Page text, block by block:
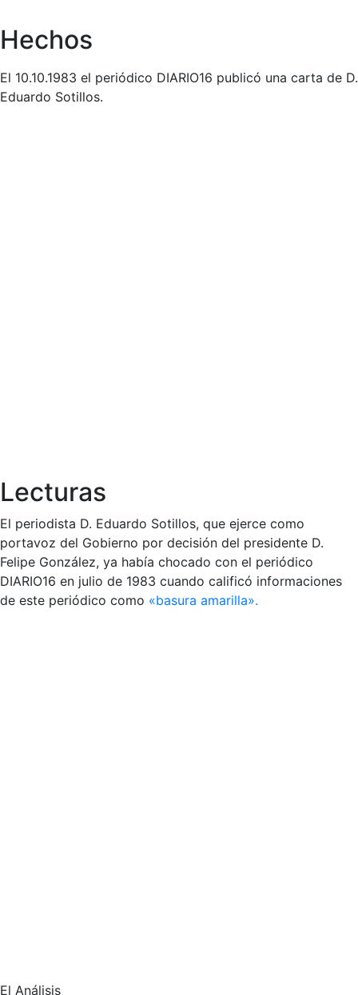
Hechos
El 10.10.1983 el periódico DIARIO16 publicó una carta de D.
Eduardo Sotillos.
Lecturas
El periodista D. Eduardo Sotillos, que ejerce como
portavoz del Gobierno por decisión del presidente D.
Felipe González, ya había chocado con el periódico
DIARIO16 en julio de 1983 cuando calificó informaciones
de este periódico como «basura amarilla».
El Análisis